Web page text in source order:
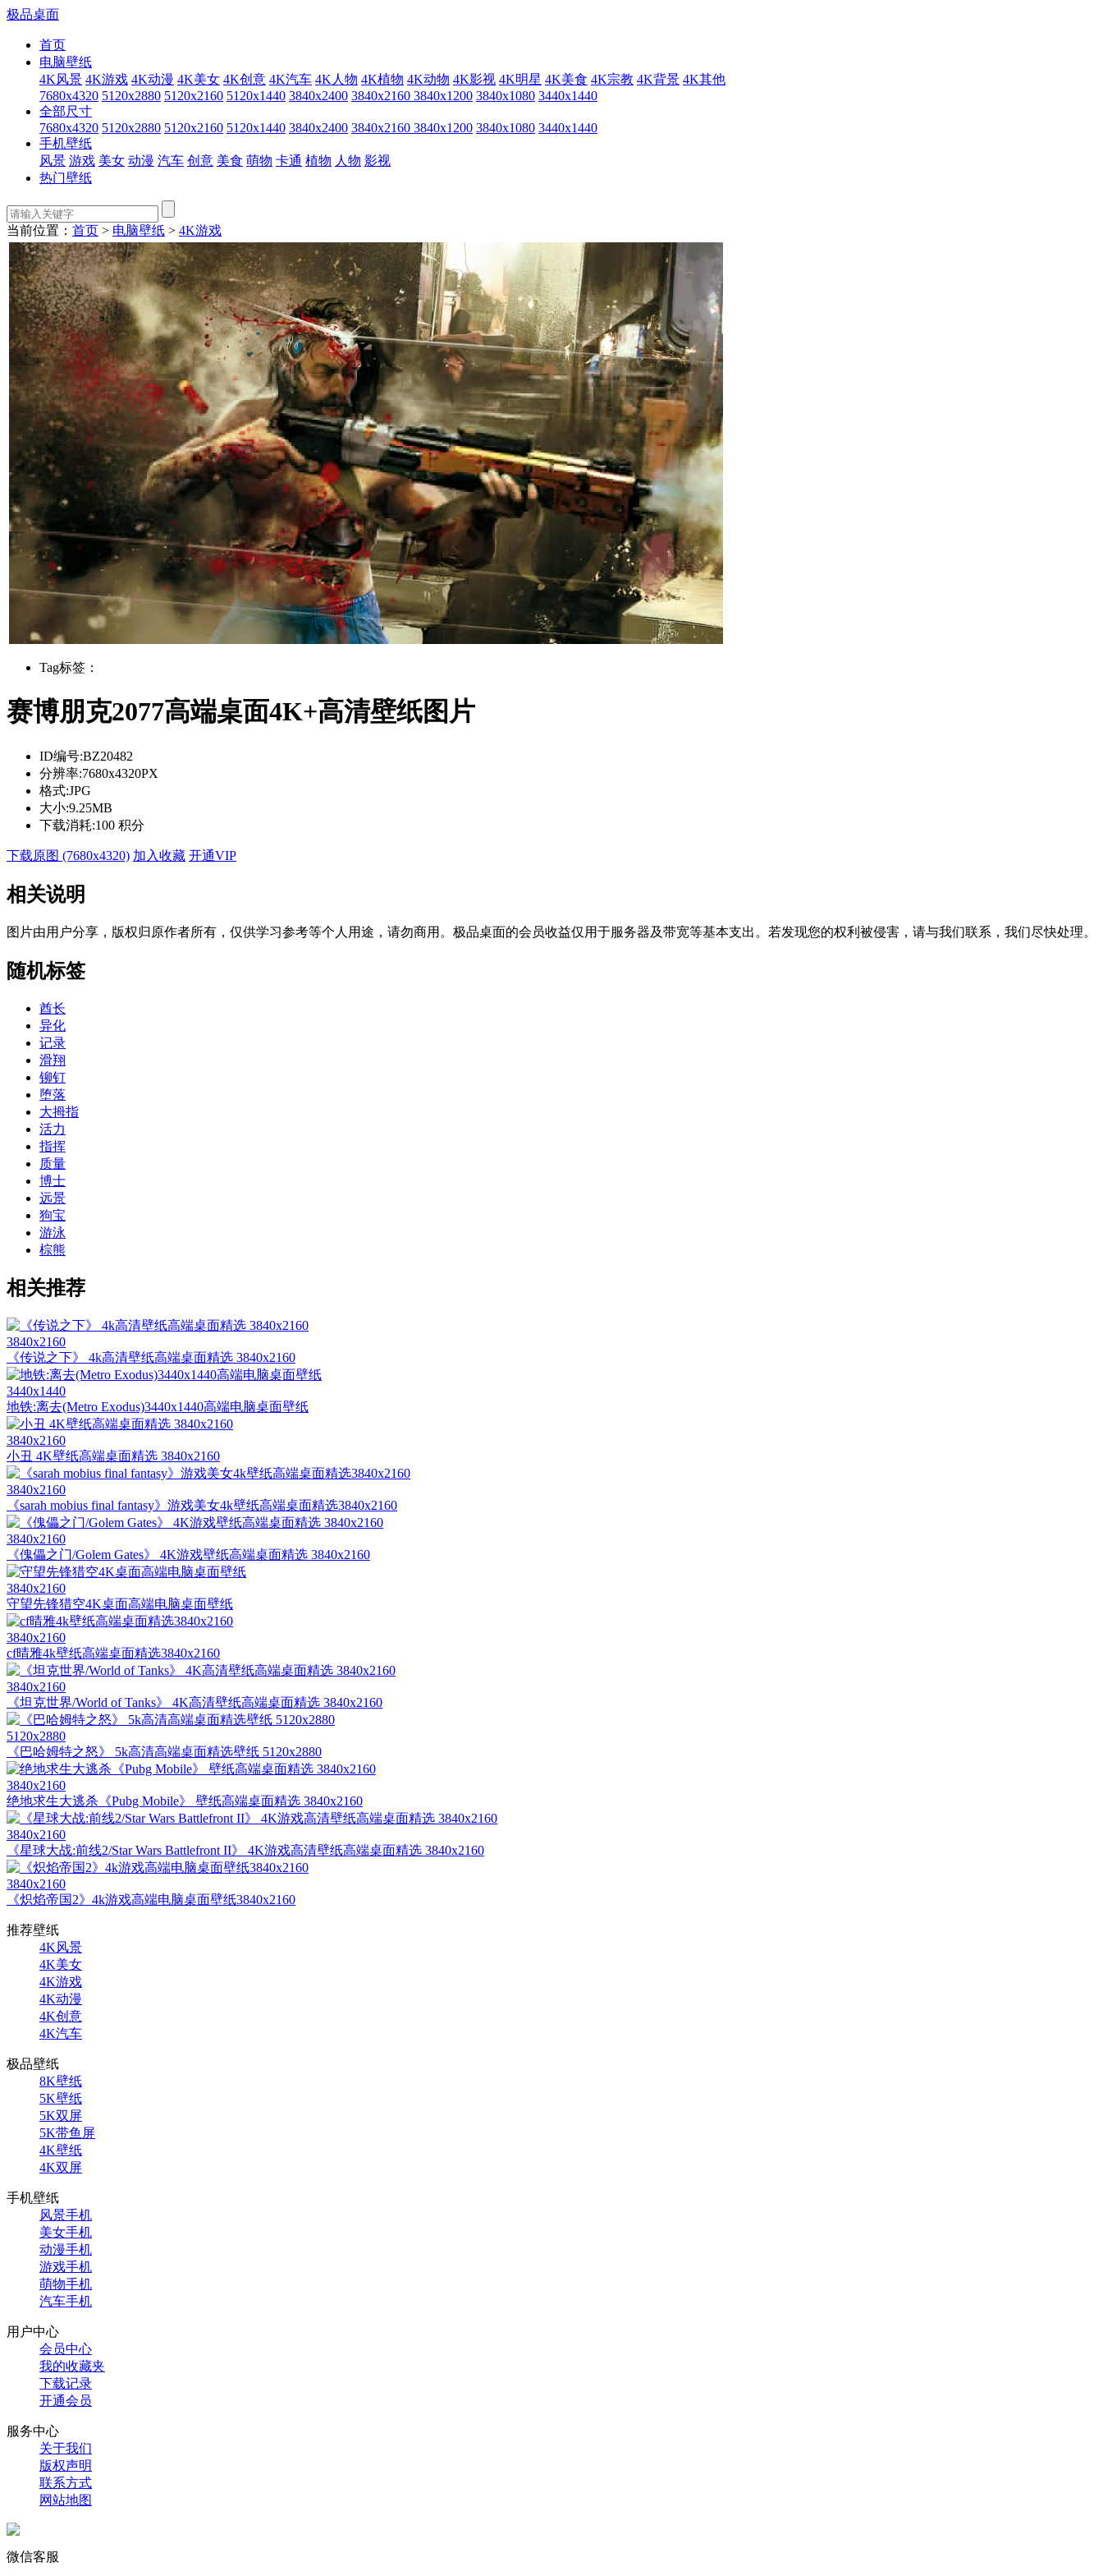
极品桌面
首页
电脑壁纸
4K风景 4K游戏 4K动漫 4K美女 4K创意 4K汽车 4K人物 4K植物 4K动物 4K影视 4K明星 4K美食 4K宗教 4K背景 4K其他
7680x4320 5120x2880 5120x2160 5120x1440 3840x2400 3840x2160 3840x1200 3840x1080 3440x1440
全部尺寸
7680x4320 5120x2880 5120x2160 5120x1440 3840x2400 3840x2160 3840x1200 3840x1080 3440x1440
手机壁纸
风景 游戏 美女 动漫 汽车 创意 美食 萌物 卡通 植物 人物 影视
热门壁纸
当前位置： 首页 > 电脑壁纸 > 4K游戏
Tag标签：
赛博朋克2077高端桌面4K+高清壁纸图片
ID编号:BZ20482
分辨率:7680x4320PX
格式:JPG
大小:9.25MB
下载消耗:100 积分
下载原图 (7680x4320) 加入收藏 开通VIP
相关说明
图片由用户分享，版权归原作者所有，仅供学习参考等个人用途，请勿商用。极品桌面的会员收益仅用于服务器及带宽等基本支出。若发现您的权利被侵害，请与我们联系，我们尽快处理。
随机标签
酋长
异化
记录
滑翔
铆钉
堕落
大拇指
活力
指挥
质量
博士
远景
狗宝
游泳
棕熊
相关推荐
3840x2160
《传说之下》 4k高清壁纸高端桌面精选 3840x2160
3440x1440
地铁:离去(Metro Exodus)3440x1440高端电脑桌面壁纸
3840x2160
小丑 4K壁纸高端桌面精选 3840x2160
3840x2160
《sarah mobius final fantasy》游戏美女4k壁纸高端桌面精选3840x2160
3840x2160
《傀儡之门/Golem Gates》 4K游戏壁纸高端桌面精选 3840x2160
3840x2160
守望先锋猎空4K桌面高端电脑桌面壁纸
3840x2160
cf晴雅4k壁纸高端桌面精选3840x2160
3840x2160
《坦克世界/World of Tanks》 4K高清壁纸高端桌面精选 3840x2160
5120x2880
《巴哈姆特之怒》 5k高清高端桌面精选壁纸 5120x2880
3840x2160
绝地求生大逃杀《Pubg Mobile》 壁纸高端桌面精选 3840x2160
3840x2160
《星球大战:前线2/Star Wars Battlefront II》 4K游戏高清壁纸高端桌面精选 3840x2160
3840x2160
《炽焰帝国2》4k游戏高端电脑桌面壁纸3840x2160
推荐壁纸
4K风景
4K美女
4K游戏
4K动漫
4K创意
4K汽车
极品壁纸
8K壁纸
5K壁纸
5K双屏
5K带鱼屏
4K壁纸
4K双屏
手机壁纸
风景手机
美女手机
动漫手机
游戏手机
萌物手机
汽车手机
用户中心
会员中心
我的收藏夹
下载记录
开通会员
服务中心
关于我们
版权声明
联系方式
网站地图
微信客服